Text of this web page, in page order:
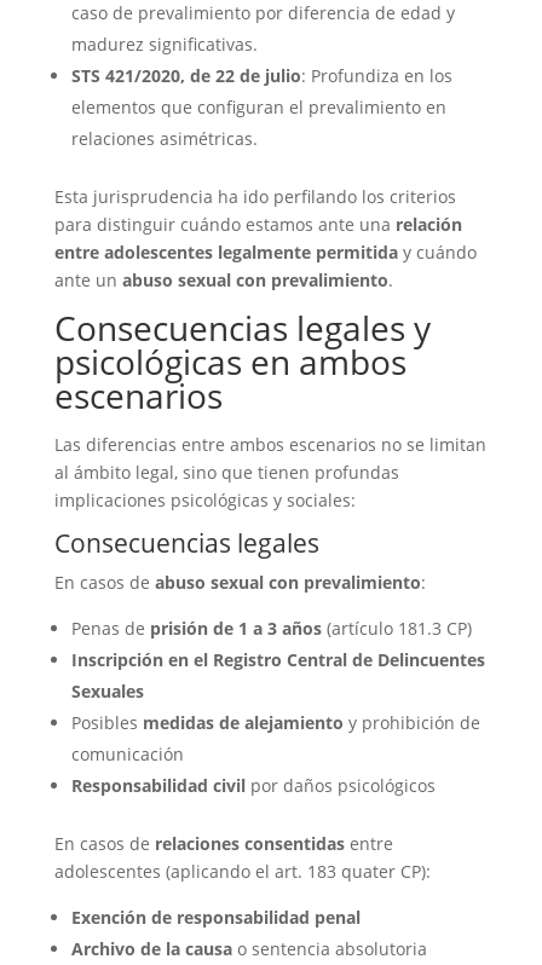
caso de prevalimiento por diferencia de edad y
madurez significativas.
STS 421/2020, de 22 de julio: Profundiza en los
elementos que configuran el prevalimiento en
relaciones asimétricas.
Esta jurisprudencia ha ido perfilando los criterios
para distinguir cuándo estamos ante una relación
entre adolescentes legalmente permitiday cuándo
ante un abuso sexual con prevalimiento.
Consecuencias legales y
psicológicas en ambos
escenarios
Las diferencias entre ambos escenarios no se limitan
al ámbito legal, sino que tienen profundas
implicaciones psicológicas y sociales:
Consecuencias legales
En casos de abuso sexual con prevalimiento:
Penas de prisión de 1 a 3 años(artículo 181.3 CP)
Inscripción en el Registro Central de Delincuentes
Sexuales
Posibles medidas de alejamiento y prohibición de
comunicación
Responsabilidad civilpor daños psicológicos
En casos de relaciones consentidasentre
adolescentes (aplicando el art. 183 quater CP):
Exención de responsabilidad penal
Archivo de la causao sentencia absolutoria